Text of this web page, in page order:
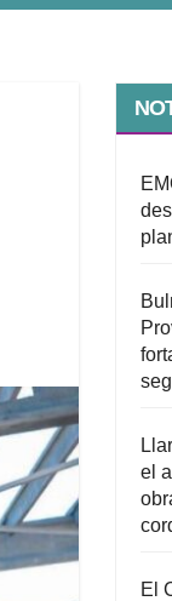
el
El